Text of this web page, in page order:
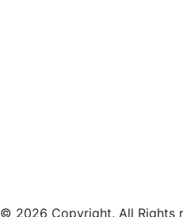
© 2026 Copyright. All Rights